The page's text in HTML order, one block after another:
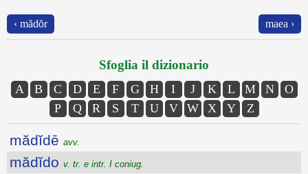
‹ mădŏr maea ›
Sfoglia il dizionario
A B C D E F G H I J K L M N
O
P
Q R S T U V W X Y Z
mădĭdē avv.
mădĭdo v. tr. e intr. I coniug.